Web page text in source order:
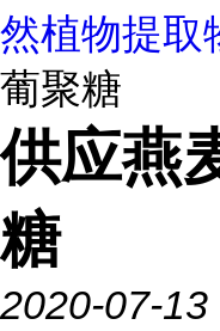
然植物提取
葡聚糖
供应燕
糖
2020-07-13